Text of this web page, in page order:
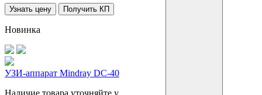
Узнать цену Получить КП
Новинка
УЗИ-аппарат Mindray DC-40
Наличие товара уточняйте у